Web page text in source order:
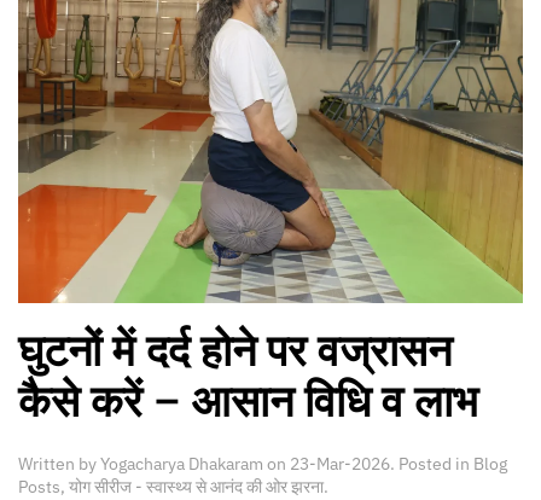
घुटनों में दर्द होने पर वज्रासन
कैसे करें – आसान विधि व लाभ
Written byYogacharya Dhakaram on 23-Mar-2026. Posted in Blog
Posts, योग सीरीज - स्वास्थ्य से आनंद की ओर झरना.